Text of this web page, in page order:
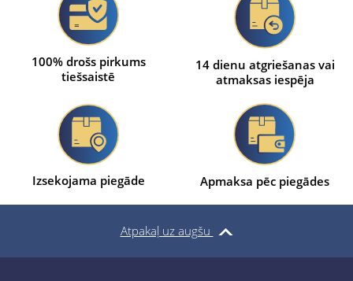
100% drošs pirkums
tiešsaistē
14 dienu atgriešanas vai
atmaksas iespēja
Izsekojama piegāde Apmaksa pēc piegādes
Atpakaļ uz augšu